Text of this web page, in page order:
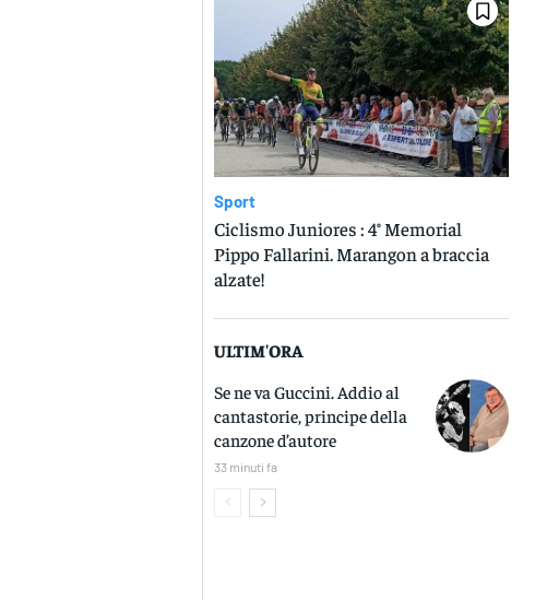
Sport
Ciclismo Juniores : 4° Memorial
Pippo Fallarini. Marangon a braccia
alzate!
ULTIM'ORA
Se ne va Guccini. Addio al
cantastorie, principe della
canzone d’autore
33 minuti fa